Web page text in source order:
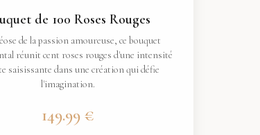
de 100 Roses Rouges
de la passion amoureuse, ce bouquet
réunit cent roses rouges d'une intensité
saisissante dans une création qui défie
l'imagination.
149.99 €